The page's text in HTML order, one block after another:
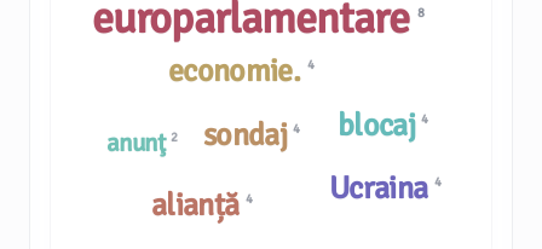
anunţ 2
economie. 4
blocaj4
sondaj4
Ucraina 4
alianță 4
europarlamentare 8